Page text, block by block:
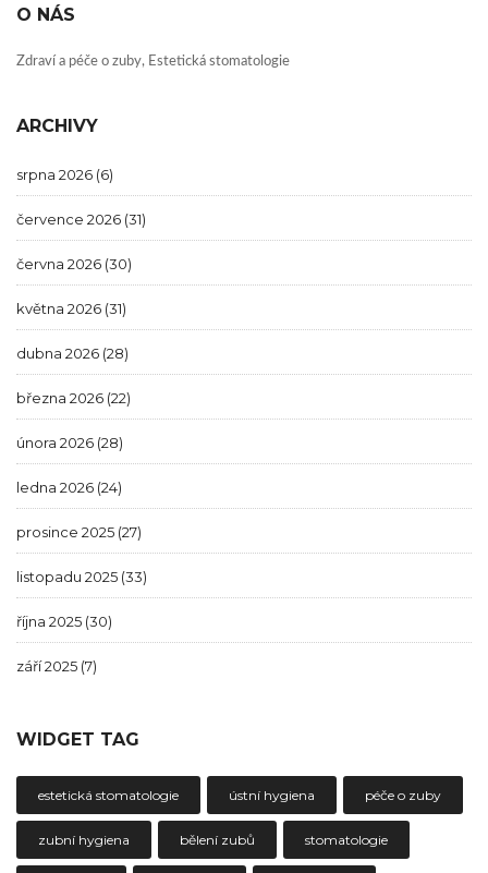
O NÁS
Zdraví a péče o zuby, Estetická stomatologie
ARCHIVY
srpna 2026 (6)
července 2026 (31)
června 2026 (30)
května 2026 (31)
dubna 2026 (28)
března 2026 (22)
února 2026 (28)
ledna 2026 (24)
prosince 2025 (27)
listopadu 2025 (33)
října 2025 (30)
září 2025 (7)
WIDGET TAG
estetická stomatologie ústní hygiena péče o zuby
zubní hygiena bělení zubů stomatologie